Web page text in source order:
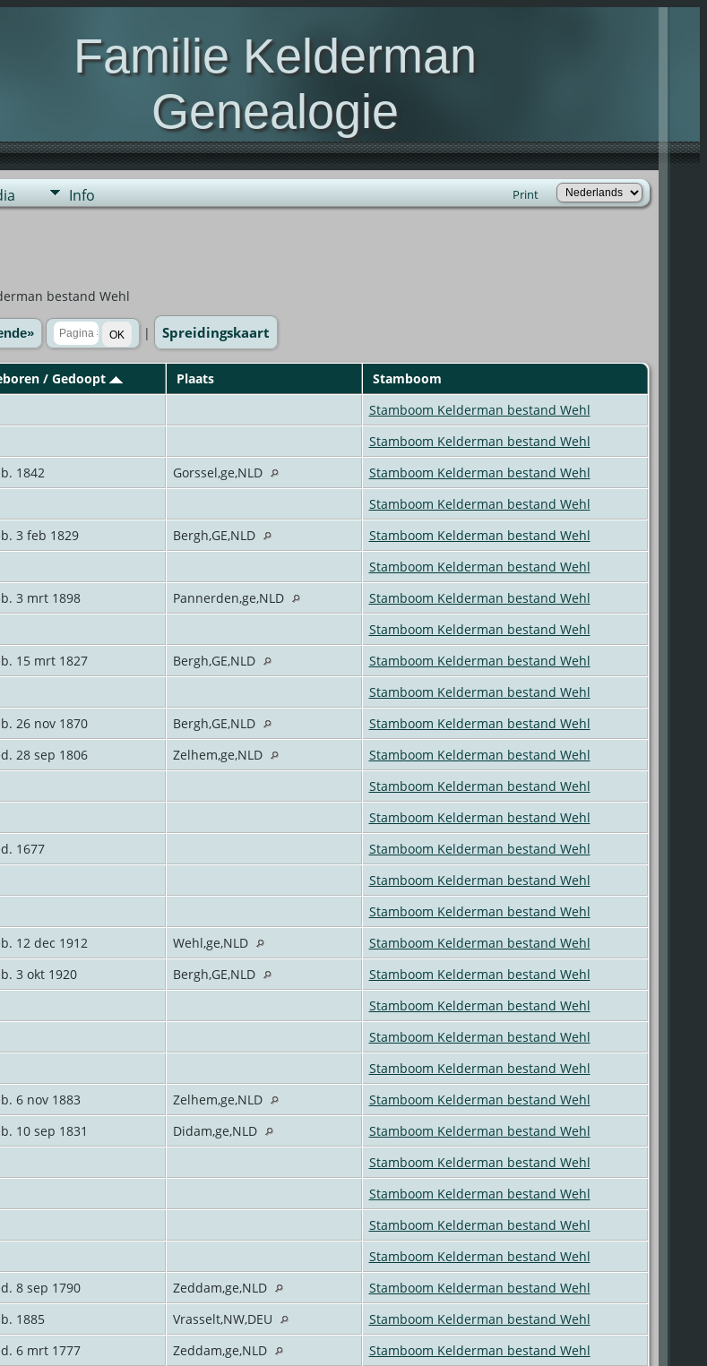
Familie Kelderman
Genealogie
Genealogie van de familie Kelderman(s)
Info Print
bestand Wehl
| Spreidingskaart
/ Gedoopt Plaats
Stamboom
Stamboom Kelderman bestand Wehl
Stamboom Kelderman bestand Wehl
1842 Gorssel,ge,NLD
Stamboom Kelderman bestand Wehl
Stamboom Kelderman bestand Wehl
3 feb 1829 Bergh,GE,NLD
Stamboom Kelderman bestand Wehl
Stamboom Kelderman bestand Wehl
3 mrt 1898 Pannerden,ge,NLD
Stamboom Kelderman bestand Wehl
Stamboom Kelderman bestand Wehl
15 mrt 1827 Bergh,GE,NLD
Stamboom Kelderman bestand Wehl
Stamboom Kelderman bestand Wehl
26 nov 1870 Bergh,GE,NLD
Stamboom Kelderman bestand Wehl
28 sep 1806 Zelhem,ge,NLD
Stamboom Kelderman bestand Wehl
Stamboom Kelderman bestand Wehl
Stamboom Kelderman bestand Wehl
1677
Stamboom Kelderman bestand Wehl
Stamboom Kelderman bestand Wehl
Stamboom Kelderman bestand Wehl
12 dec 1912 Wehl,ge,NLD
Stamboom Kelderman bestand Wehl
3 okt 1920 Bergh,GE,NLD
Stamboom Kelderman bestand Wehl
Stamboom Kelderman bestand Wehl
Stamboom Kelderman bestand Wehl
Stamboom Kelderman bestand Wehl
6 nov 1883 Zelhem,ge,NLD
Stamboom Kelderman bestand Wehl
10 sep 1831 Didam,ge,NLD
Stamboom Kelderman bestand Wehl
Stamboom Kelderman bestand Wehl
Stamboom Kelderman bestand Wehl
Stamboom Kelderman bestand Wehl
Stamboom Kelderman bestand Wehl
8 sep 1790 Zeddam,ge,NLD
Stamboom Kelderman bestand Wehl
1885 Vrasselt,NW,DEU
Stamboom Kelderman bestand Wehl
6 mrt 1777 Zeddam,ge,NLD
Stamboom Kelderman bestand Wehl